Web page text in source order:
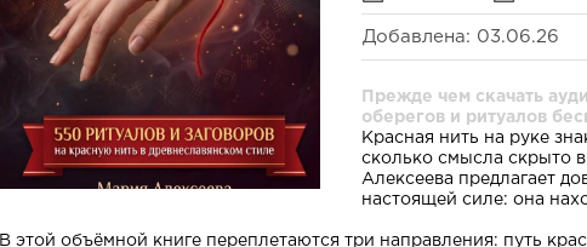
Добавлена: 03.06.26
Прежде чем скачать
оберегов и ритуалов
Красная нить на руке
сколько смысла скрыто
Алексеева предлагает
настоящей силе: она
В этой объёмной книге переплетаются три направления: путь